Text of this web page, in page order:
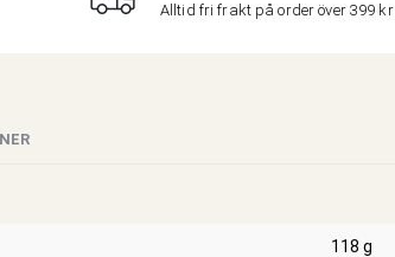
Alltid fri frakt på order över 399 kr
118 g